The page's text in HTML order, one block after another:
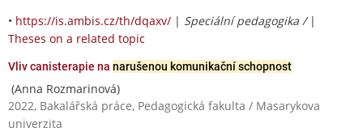
• https://is.ambis.cz/th/dqaxv/ | Speciální pedagogika / |
Theses on a related topic
Vliv canisterapie na narušenou komunikační schopnost
(Anna Rozmarinová)
2022, Bakalářská práce, Pedagogická fakulta / Masarykova
univerzita